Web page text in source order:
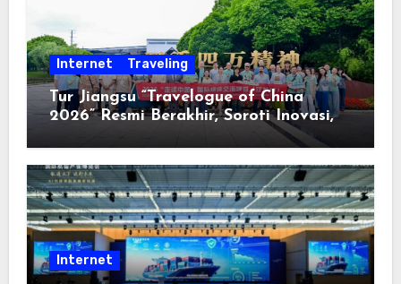
Internet Traveling
Tur Jiangsu “Travelogue of China
2026” Resmi Berakhir, Soroti Inovasi,
Keterbukaan, dan Pembangunan
Berorientasi pada Masyarakat
Internet